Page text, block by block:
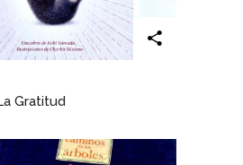
Gratitud